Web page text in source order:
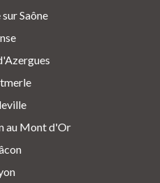
Saône
au Mont d'Or